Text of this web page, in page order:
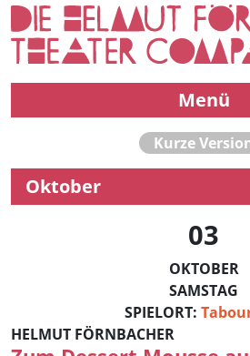
Menü
Kurze
Oktober
03
OKTOBER
SAMSTAG
SPIELORT:
HELMUT FÖRNBACHER